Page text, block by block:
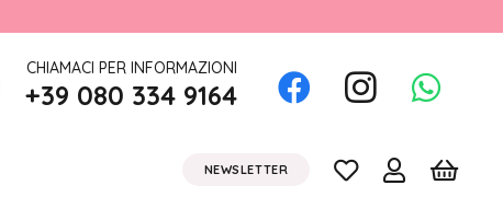
CHIAMACI PER INFORMAZIONI
+39 080 334 9164
NEWSLETTER